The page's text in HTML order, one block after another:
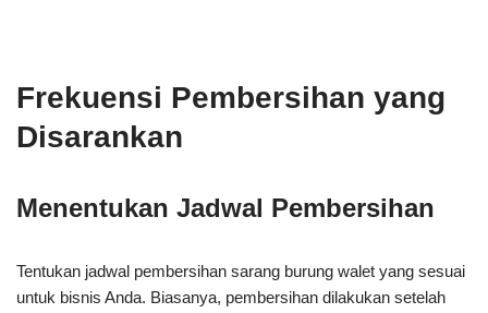
Frekuensi Pembersihan yang
Disarankan
Menentukan Jadwal Pembersihan
Tentukan jadwal pembersihan sarang burung walet yang sesuai
untuk bisnis Anda. Biasanya, pembersihan dilakukan setelah